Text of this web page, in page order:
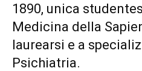
1890, unica
Medicina della
laurearsi e a
Psichiatria.